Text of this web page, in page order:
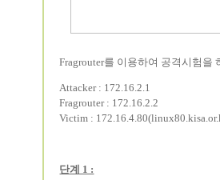
Fragrouter를 이용하여 공격시험을
Attacker : 172.16.2.1
Fragrouter : 172.16.2.2
Victim :
단계 1 :